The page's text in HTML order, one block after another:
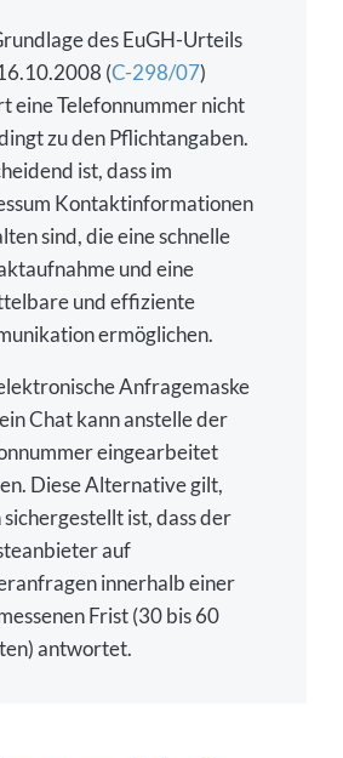
des EuGH-Urteils
(C-298/07)
eine Telefonnummer nicht
zu den Pflichtangaben.
ist, dass im
Kontaktinformationen
sind, die eine schnelle
und eine
und effiziente
ermöglichen.
Anfragemaske
Chat kann anstelle der
eingearbeitet
Diese Alternative gilt,
sichergestellt ist, dass der
auf
innerhalb einer
Frist (30 bis 60
antwortet.